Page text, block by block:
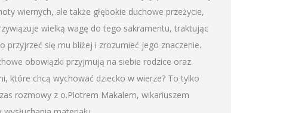
wiernych, ale także głębokie duchowe przeżycie,
wielką wagę do tego sakramentu, traktując
się mu bliżej i zrozumieć jego znaczenie.
obowiązki przyjmują na siebie rodzice oraz
które chcą wychować dziecko w wierze? To tylko
rozmowy z o.Piotrem Makalem, wikariuszem